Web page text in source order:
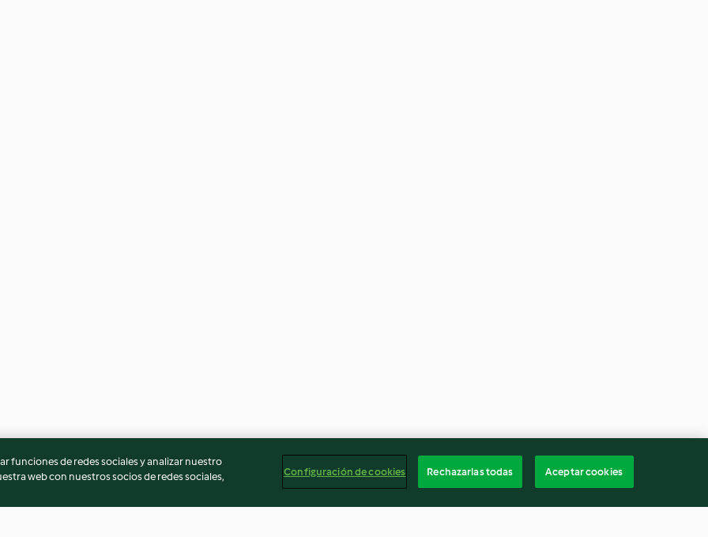
funciones de redes sociales y analizar nuestro
web con nuestros socios de redes sociales,
Configuración de cookies Rechazarlas todas Aceptar cookies